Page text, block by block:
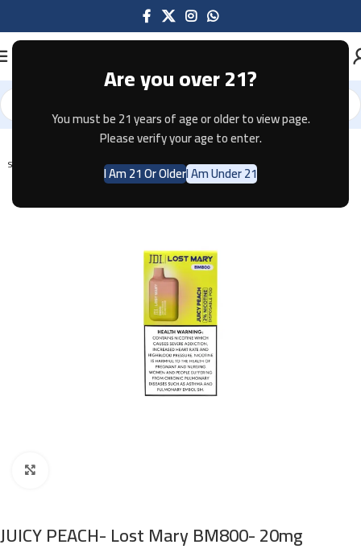
Are you over 21?
You must be 21 years of age or older to view page.
Please verify your age to enter.
I Am 21 Or OlderI Am Under 21
Home Disposable
SOLD OUT
JUICY PEACH- Lost Mary BM800- 20mg